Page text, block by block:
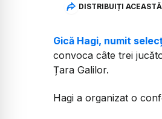
DISTRIBUIȚI
Gică Hagi, numit
convoca câte trei
Țara Galilor.
Hagi a organizat o